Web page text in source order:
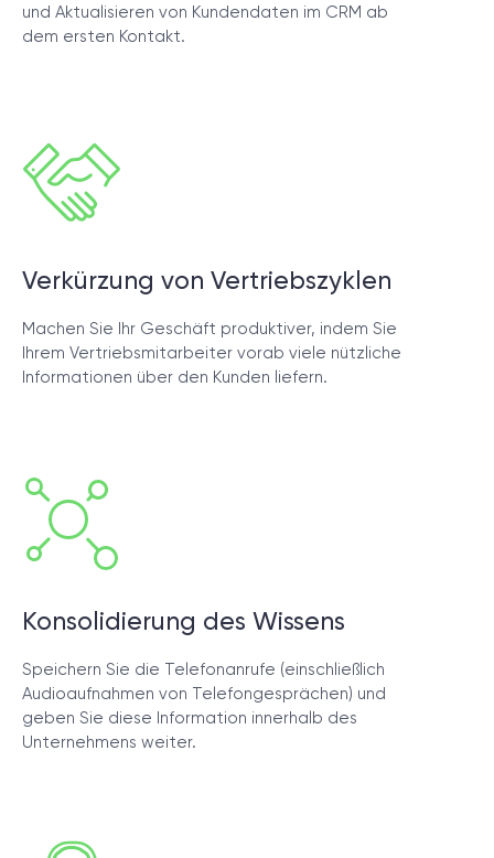
und Aktualisieren von Kundendaten im CRM ab
dem ersten Kontakt.
Verkürzung von Vertriebszyklen
Machen Sie Ihr Geschäft produktiver, indem Sie
Ihrem Vertriebsmitarbeiter vorab viele nützliche
Informationen über den Kunden liefern.
Konsolidierung des Wissens
Speichern Sie die Telefonanrufe (einschließlich
Audioaufnahmen von Telefongesprächen) und
geben Sie diese Information innerhalb des
Unternehmens weiter.